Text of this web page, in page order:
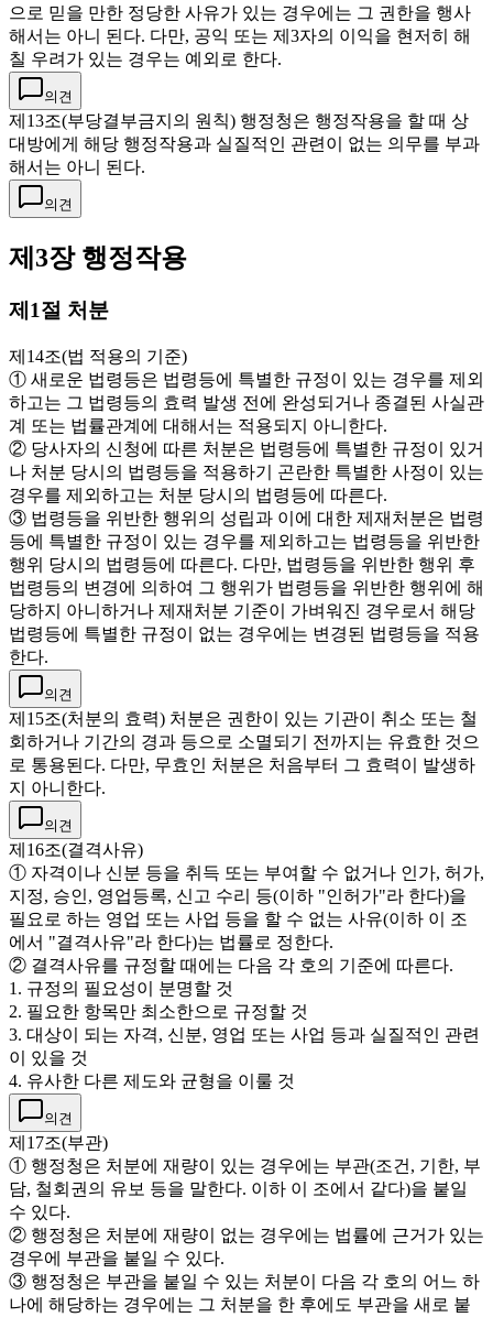
으로 믿을 만한 정당한 사유가 있는 경우에는 그 권한을 행사
해서는 아니 된다. 다만, 공익 또는 제3자의 이익을 현저히 해
칠 우려가 있는 경우는 예외로 한다.
의견
제13조(부당결부금지의 원칙) 행정청은 행정작용을 할 때 상
대방에게 해당 행정작용과 실질적인 관련이 없는 의무를 부과
해서는 아니 된다.
의견
제3장 행정작용
제1절 처분
제14조(법 적용의 기준)
① 새로운 법령등은 법령등에 특별한 규정이 있는 경우를 제외
하고는 그 법령등의 효력 발생 전에 완성되거나 종결된 사실관
계 또는 법률관계에 대해서는 적용되지 아니한다.
② 당사자의 신청에 따른 처분은 법령등에 특별한 규정이 있거
나 처분 당시의 법령등을 적용하기 곤란한 특별한 사정이 있는
경우를 제외하고는 처분 당시의 법령등에 따른다.
③ 법령등을 위반한 행위의 성립과 이에 대한 제재처분은 법령
등에 특별한 규정이 있는 경우를 제외하고는 법령등을 위반한
행위 당시의 법령등에 따른다. 다만, 법령등을 위반한 행위 후
법령등의 변경에 의하여 그 행위가 법령등을 위반한 행위에 해
당하지 아니하거나 제재처분 기준이 가벼워진 경우로서 해당
법령등에 특별한 규정이 없는 경우에는 변경된 법령등을 적용
한다.
의견
제15조(처분의 효력) 처분은 권한이 있는 기관이 취소 또는 철
회하거나 기간의 경과 등으로 소멸되기 전까지는 유효한 것으
로 통용된다. 다만, 무효인 처분은 처음부터 그 효력이 발생하
지 아니한다.
의견
제16조(결격사유)
① 자격이나 신분 등을 취득 또는 부여할 수 없거나 인가, 허가,
지정, 승인, 영업등록, 신고 수리 등(이하 "인허가"라 한다)을
필요로 하는 영업 또는 사업 등을 할 수 없는 사유(이하 이 조
에서 "결격사유"라 한다)는 법률로 정한다.
② 결격사유를 규정할 때에는 다음 각 호의 기준에 따른다.
1. 규정의 필요성이 분명할 것
2. 필요한 항목만 최소한으로 규정할 것
3. 대상이 되는 자격, 신분, 영업 또는 사업 등과 실질적인 관련
이 있을 것
4. 유사한 다른 제도와 균형을 이룰 것
의견
제17조(부관)
① 행정청은 처분에 재량이 있는 경우에는 부관(조건, 기한, 부
담, 철회권의 유보 등을 말한다. 이하 이 조에서 같다)을 붙일
수 있다.
② 행정청은 처분에 재량이 없는 경우에는 법률에 근거가 있는
경우에 부관을 붙일 수 있다.
③ 행정청은 부관을 붙일 수 있는 처분이 다음 각 호의 어느 하
나에 해당하는 경우에는 그 처분을 한 후에도 부관을 새로 붙